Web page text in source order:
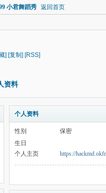
小君舞蹈秀 返回首页
] [复制] [RSS]
资料
个人资料
性别
保密
生日
个人主页
https://